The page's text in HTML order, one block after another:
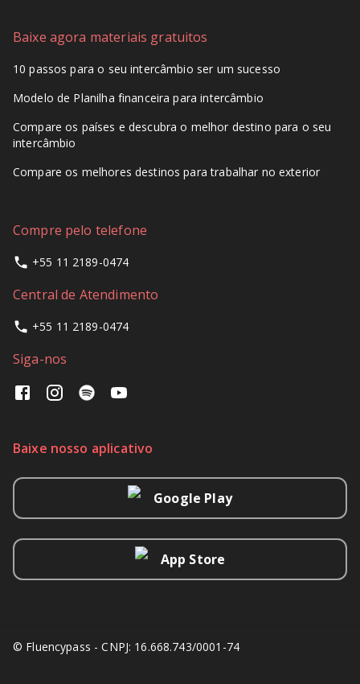
Baixe agora materiais gratuitos
10 passos para o seu intercâmbio ser um sucesso
Modelo de Planilha financeira para intercâmbio
Compare os países e descubra o melhor destino para o seu
intercâmbio
Compare os melhores destinos para trabalhar no exterior
Compre pelo telefone
+55 11 2189-0474
Central de Atendimento
+55 11 2189-0474
Siga-nos
Baixe nosso aplicativo
Google Play
App Store
© Fluencypass - CNPJ: 16.668.743/0001-74